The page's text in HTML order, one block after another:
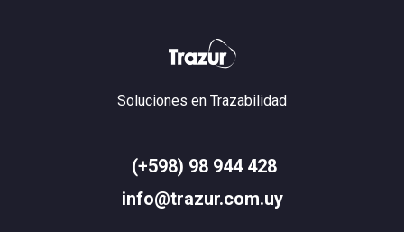
Soluciones en Trazabilidad
(+598) 98 944 428
info@trazur.com.uy